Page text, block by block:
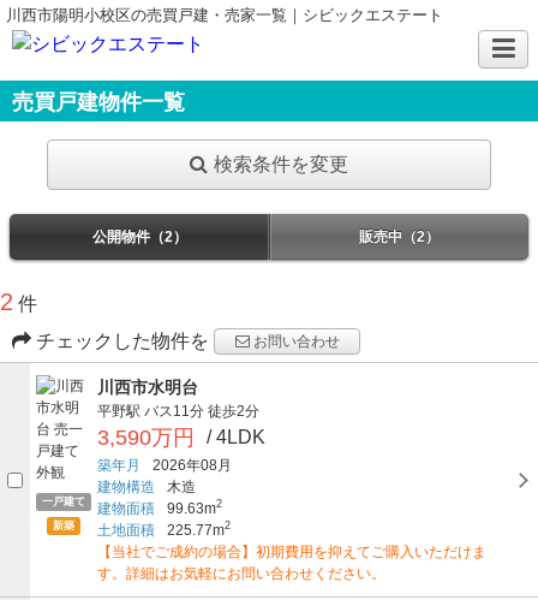
川西市陽明小校区の売買戸建・売家一覧｜シビックエステート
売買戸建物件一覧
検索条件を変更
公開物件（2） 販売中（2）
2 件
チェックした物件を
お問い合わせ
一戸建て
新築
川西市水明台
平野駅 バス11分 徒歩2分
3,590万円 / 4LDK
築年月
2026年08月
建物構造
木造
建物面積
99.63m2
土地面積 225.77m2
【当社でご成約の場合】初期費用を抑えてご購入いただけま
す。詳細はお気軽にお問い合わせください。